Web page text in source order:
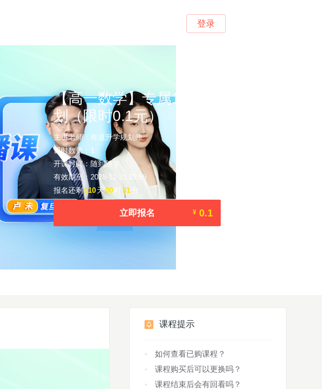
登录
【高一数学】专属1对1规
划（限时0.1元）
主讲老师：有道升学规划师
课时数量：1
开课时间：随到随学
有效期至：2028-12-31 23:59
报名还剩510天00 31
立即报名 ¥ 0.1
课程提示
如何查看已购课程？
课程购买后可以更换吗？
课程结束后会有回看吗？